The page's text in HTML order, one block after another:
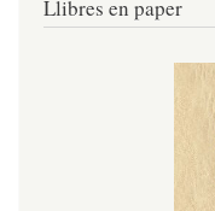
Llibres en paper